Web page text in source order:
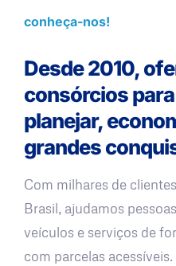
conheça-nos!
Desde 2010,
consórcios
planejar,
grandes
Com milhares de
Brasil, ajudamos
veículos e serviços de
com parcelas